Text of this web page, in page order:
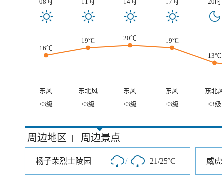
08时 11时 14时 17时 20时
16℃
19℃ 20℃
19℃
13℃
东风 东北风 东风 东风
东北
<3级
<3级 <3级 <3级 <3级
周边地区 | 周边景点
杨子荣烈士陵园 / 21/25°C 威